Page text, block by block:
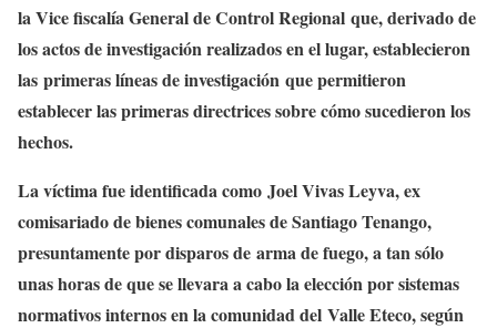
la Vice fiscalía General de Control Regional que, derivado de
los actos de investigación realizados en el lugar, establecieron
las primeras líneas de investigación que permitieron
establecer las primeras directrices sobre cómo sucedieron los
hechos.
La víctima fue identificada como Joel Vivas Leyva, ex
comisariado de bienes comunales de Santiago Tenango,
presuntamente por disparos de arma de fuego, a tan sólo
unas horas de que se llevara a cabo la elección por sistemas
normativos internos en la comunidad del Valle Eteco, según